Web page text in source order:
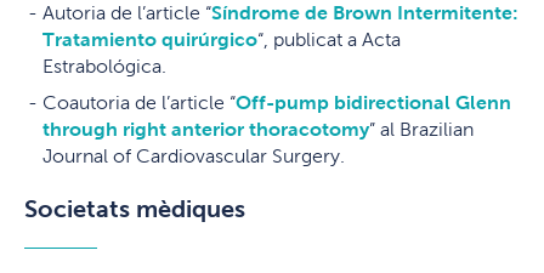
Autoria de l’article “Síndrome de Brown Intermitente:
Tratamiento quirúrgico“, publicat a Acta
Estrabológica.
Coautoria de l’article “Off-pump bidirectional Glenn
through right anterior thoracotomy” al Brazilian
Journal of Cardiovascular Surgery.
Societats mèdiques